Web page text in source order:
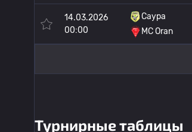
14.03.2026
00:00
Саура
MC Oran
Турнирные таблицы